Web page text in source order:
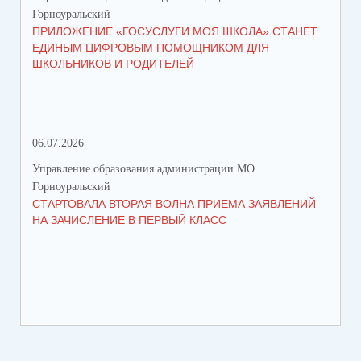
Горноуральский
ПРИЛОЖЕНИЕ «ГОСУСЛУГИ МОЯ ШКОЛА» СТАНЕТ
ЕДИНЫМ ЦИФРОВЫМ ПОМОЩНИКОМ ДЛЯ
ШКОЛЬНИКОВ И РОДИТЕЛЕЙ
06.07.2026
Управление образования администрации МО
Горноуральский
СТАРТОВАЛА ВТОРАЯ ВОЛНА ПРИЕМА ЗАЯВЛЕНИЙ
НА ЗАЧИСЛЕНИЕ В ПЕРВЫЙ КЛАСС